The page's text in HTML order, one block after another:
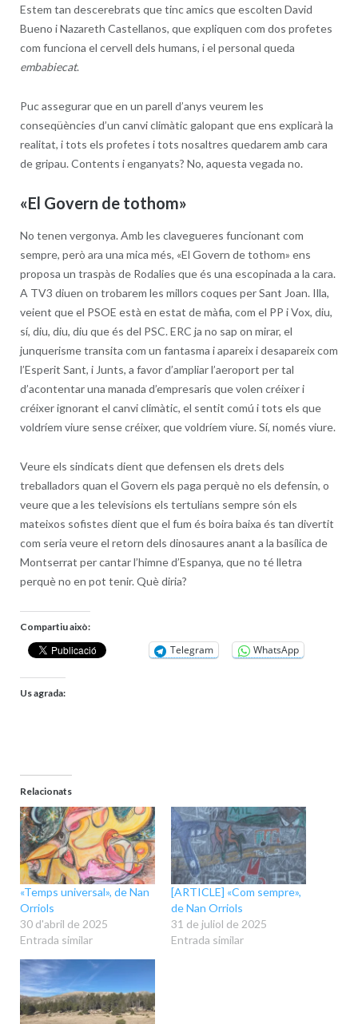
Estem tan descerebrats que tinc amics que escolten David
Bueno i Nazareth Castellanos, que expliquen com dos profetes
com funciona el cervell dels humans, i el personal queda
embabiecat.
Puc assegurar que en un parell d’anys veurem les
conseqüències d’un canvi climàtic galopant que ens explicarà la
realitat, i tots els profetes i tots nosaltres quedarem amb cara
de gripau. Contents i enganyats? No, aquesta vegada no.
«El Govern de tothom»
No tenen vergonya. Amb les clavegueres funcionant com
sempre, però ara una mica més, «El Govern de tothom» ens
proposa un traspàs de Rodalies que és una escopinada a la cara.
A TV3 diuen on trobarem les millors coques per Sant Joan. Illa,
veient que el PSOE està en estat de màfia, com el PP i Vox, diu,
sí, diu, diu, diu que és del PSC. ERC ja no sap on mirar, el
junquerisme transita com un fantasma i apareix i desapareix com
l’Esperit Sant, i Junts, a favor d’ampliar l’aeroport per tal
d’acontentar una manada d’empresaris que volen créixer i
créixer ignorant el canvi climàtic, el sentit comú i tots els que
voldríem viure sense créixer, que voldríem viure. Sí, només viure.
Veure els sindicats dient que defensen els drets dels
treballadors quan el Govern els paga perquè no els defensin, o
veure que a les televisions els tertulians sempre són els
mateixos sofistes dient que el fum és boira baixa és tan divertit
com seria veure el retorn dels dinosaures anant a la basílica de
Montserrat per cantar l’himne d’Espanya, que no té lletra
perquè no en pot tenir. Què diria?
Compartiu això:
Telegram WhatsApp
Us agrada:
Relacionats
«Temps universal», de Nan
Orriols
30 d'abril de 2025
Entrada similar
[ARTICLE] «Com sempre»,
de Nan Orriols
31 de juliol de 2025
Entrada similar